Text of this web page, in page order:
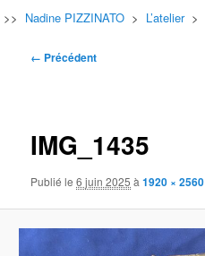
contenu
principal
contenu
secondaire
>> Nadine PIZZINATO > L’atelier>
Navigation
← Précédent
IMG_1435
Publié le6 juin 2025 à1920 × 2560